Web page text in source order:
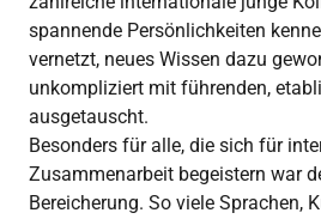
spannende Persönlichkeiten
vernetzt, neues Wissen dazu
unkompliziert mit führenden,
ausgetauscht.
Besonders für alle, die sich für
Zusammenarbeit begeistern war
Bereicherung. So viele Sprachen,